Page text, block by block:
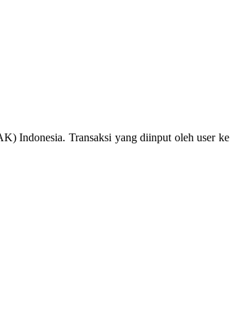
Indonesia. Transaksi yang diinput oleh user ke